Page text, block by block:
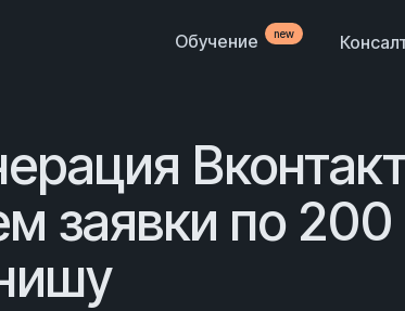
Обучение new
заявки по